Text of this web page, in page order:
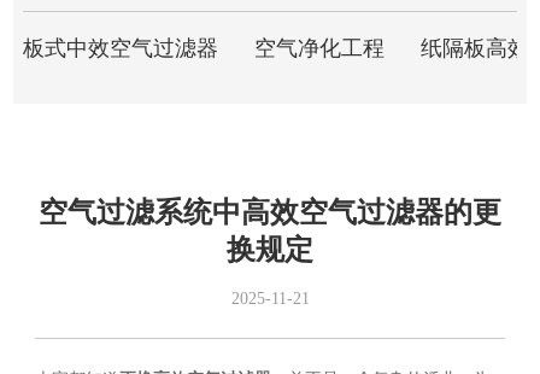
板式中效空气过滤器 空气净化工程 纸隔板高效
空气过滤系统中高效空气过滤器的更
换规定
2025-11-21